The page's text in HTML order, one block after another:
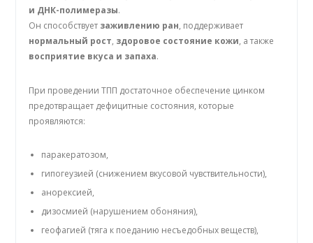
и ДНК-полимеразы.
Он способствует заживлению ран, поддерживает
нормальный рост, здоровое состояние кожи, а также
восприятие вкуса и запаха.
При проведении ТПП достаточное обеспечение цинком
предотвращает дефицитные состояния, которые
проявляются:
паракератозом,
гипогеузией (снижением вкусовой чувствительности),
анорексией,
дизосмией (нарушением обоняния),
геофагией (тяга к поеданию несъедобных веществ),